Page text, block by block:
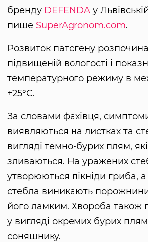
бренду DEFENDA у
пише SuperAgronom.com.
Розвиток патогену
підвищеній вологості і
температурного режиму в
+25°C.
За словами фахівця,
виявляються на листках та
вигляді темно-бурих плям,
зливаються. На уражених
утворюються пікніди гриба,
стебла виникають
його ламким. Хвороба також
у вигляді окремих бурих
соняшнику.